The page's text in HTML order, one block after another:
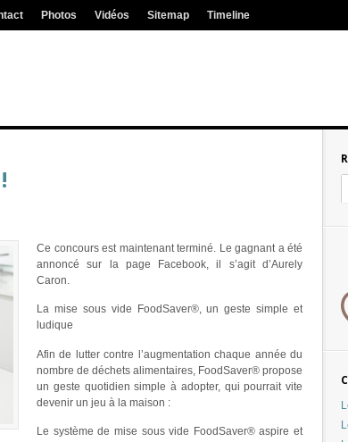
Photos Vidéos Sitemap Timeline
Ce concours est maintenant terminé. Le gagnant a été
annoncé sur la page Facebook, il s’agit d’Aurely
Caron.
La mise sous vide FoodSaver®, un geste simple et
ludique
Afin de lutter contre l’augmentation chaque année du
nombre de déchets alimentaires, FoodSaver® propose
un geste quotidien simple à adopter, qui pourrait vite
devenir un jeu à la maison :
Le système de mise sous vide FoodSaver® aspire et